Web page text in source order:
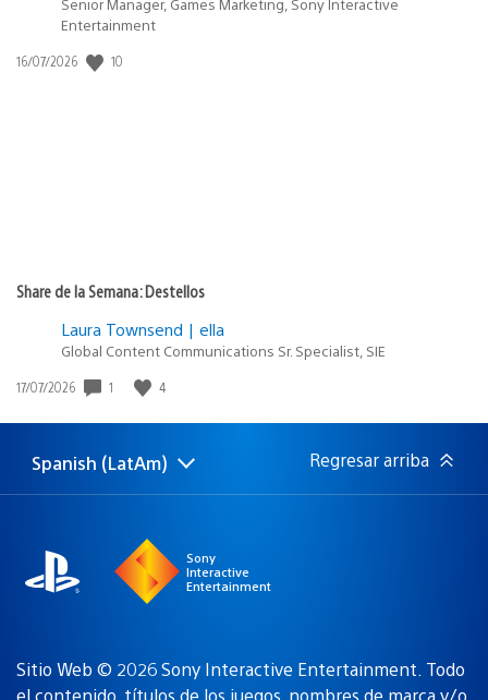
Senior Manager, Games Marketing, Sony Interactive
Entertainment
Fecha
16/07/2026 10
Share de la Semana: Destellos
Laura Townsend | ella
Global Content Communications Sr. Specialist, SIE
Fecha
publicación:
17/07/2026 1 4
Elige
una
Región
actual:
Spanish (LatAm) Regresar arriba
Sony
Interactive
Entertainment
Sitio Web © 2026 Sony Interactive Entertainment. Todo
el contenido, títulos de los juegos, nombres de marca y/o